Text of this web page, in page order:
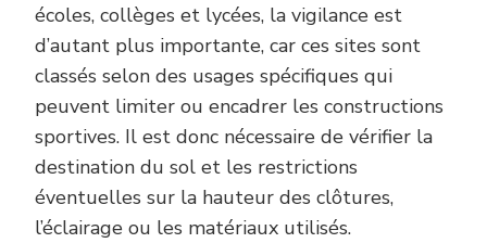
écoles, collèges et lycées, la vigilance est
d’autant plus importante, car ces sites sont
classés selon des usages spécifiques qui
peuvent limiter ou encadrer les constructions
sportives. Il est donc nécessaire de vérifier la
destination du sol et les restrictions
éventuelles sur la hauteur des clôtures,
l’éclairage ou les matériaux utilisés.